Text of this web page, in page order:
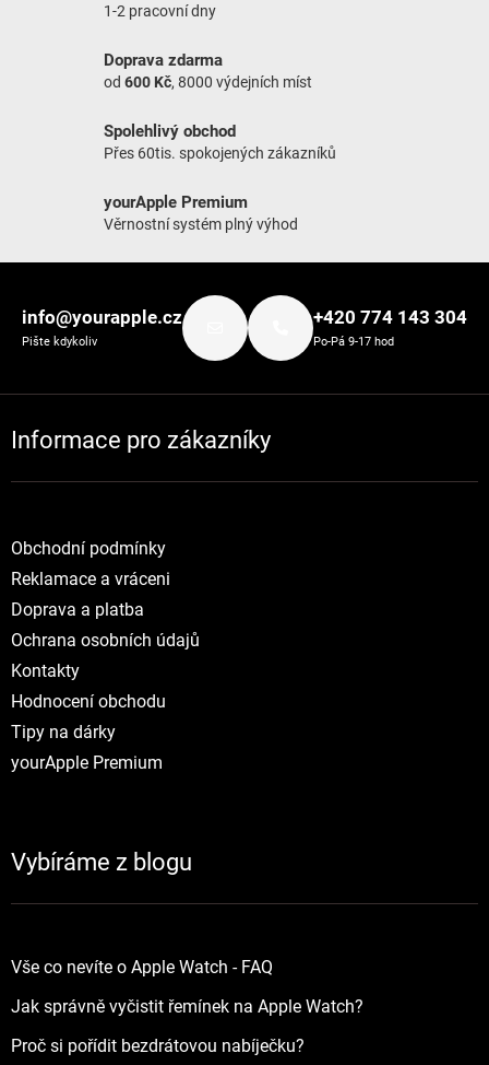
1-2 pracovní dny
Doprava zdarma
od 600 Kč, 8000 výdejních míst
Spolehlivý obchod
Přes 60tis. spokojených zákazníků
yourApple Premium
Věrnostní systém plný výhod
info@yourapple.cz
Pište kdykoliv
+420 774 143 304
Po-Pá 9-17 hod
Informace pro zákazníky
Obchodní podmínky
Reklamace a vráceni
Doprava a platba
Ochrana osobních údajů
Kontakty
Hodnocení obchodu
Tipy na dárky
yourApple Premium
Vybíráme z blogu
Vše co nevíte o Apple Watch - FAQ
Jak správně vyčistit řemínek na Apple Watch?
Proč si pořídit bezdrátovou nabíječku?